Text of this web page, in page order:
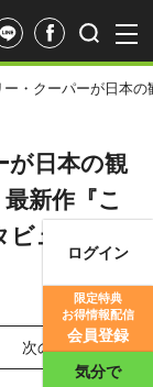
ログイン
限定特典
お得情報配信
会員登録
気分で
ー・クーパーが日本
が日本の観
新作『こ
ュー【動
次の写真 >